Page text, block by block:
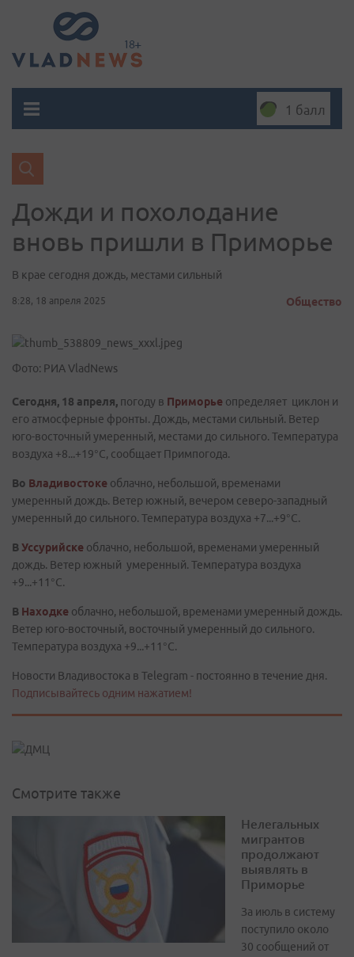
1 балл
Дожди и похолодание
вновь пришли в Приморье
В крае сегодня дождь, местами сильный
8:28, 18 апреля 2025 Общество
Фото: РИА VladNews
Сегодня, 18 апреля, погоду в Приморье определяет циклон и
его атмосферные фронты. Дождь, местами сильный. Ветер
юго-восточный умеренный, местами до сильного. Температура
воздуха +8...+19°C, сообщает Примпогода.
Во Владивостоке облачно, небольшой, временами
умеренный дождь. Ветер южный, вечером северо-западный
умеренный до сильного. Температура воздуха +7...+9°C.
ВУссурийске облачно, небольшой, временами умеренный
дождь. Ветер южный умеренный. Температура воздуха
+9...+11°C.
В Находке облачно, небольшой, временами умеренный дождь.
Ветер юго-восточный, восточный умеренный до сильного.
Температура воздуха +9...+11°C.
Новости Владивостока в Telegram - постоянно в течение дня.
Подписывайтесь одним нажатием!
Смотрите также
Нелегальных
мигрантов
продолжают
выявлять в
Приморье
За июль в систему
поступило около
30 сообщений от